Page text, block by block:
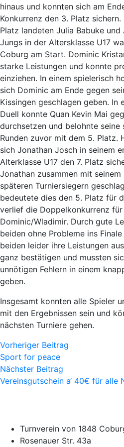
hinaus und konnten sich am
Konkurrenz den 3. Platz
Platz landeten Julia Babuke und
Jungs in der Altersklasse U17
Coburg am Start. Dominic
starke Leistungen und konnte
einziehen. In einem spielerisch
sich Dominic am Ende gegen
Kissingen geschlagen geben. In
Duell konnte Quan Kevin Mai
durchsetzen und belohnte seine
Runden zuvor mit dem 5. Platz.
sich Jonathan Josch in seinem
Alterklasse U17 den 7. Platz
Jonathan zusammen mit
späteren Turniersiegern
bedeutete dies den 5. Platz für
verlief die Doppelkonkurrenz für
Dominic/Wladimir. Durch gute
beiden ohne Probleme ins
beiden leider ihre Leistungen
ganz bestätigen und mussten
unnötigen Fehlern in einem
geben.
Insgesamt konnten alle Spieler
mit den Ergebnissen sein und
nächsten Turniere gehen.
Vorheriger Beitrag
Sport for peace
Nächster Beitrag
Vereinsgutschein a‘ 40€ für alle
Turnverein von 1848
Rosenauer Str. 43a